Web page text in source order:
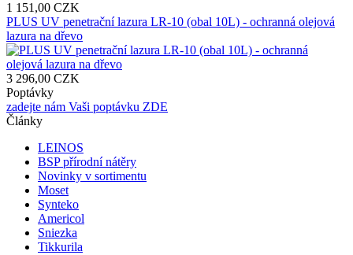
1 151,00 CZK
PLUS UV penetrační lazura LR-10 (obal 10L) - ochranná olejová
lazura na dřevo
3 296,00 CZK
Poptávky
zadejte nám Vaši poptávku ZDE
Články
LEINOS
BSP přírodní nátěry
Novinky v sortimentu
Moset
Synteko
Americol
Sniezka
Tikkurila